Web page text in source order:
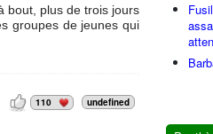
bout, plus de trois jours
groupes de jeunes qui
110 undefined